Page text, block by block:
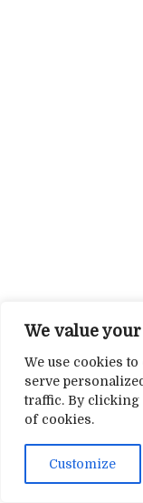
We value
We use cookies
serve
traffic. By clicking
of cookies.
Customize